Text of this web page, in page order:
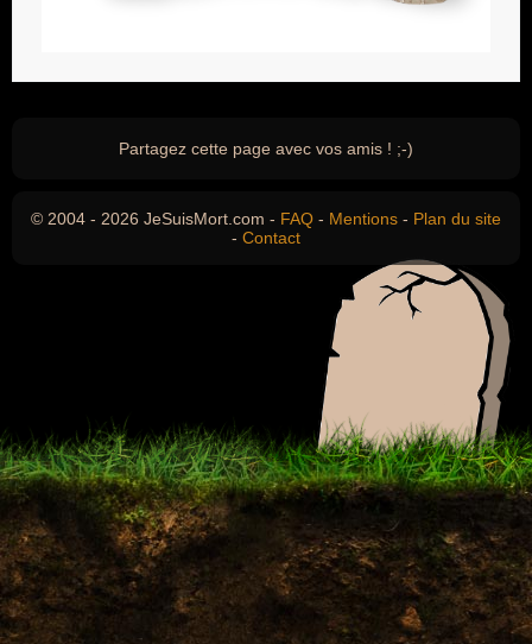
Partagez cette page avec vos amis ! ;-)
© 2004 - 2026 JeSuisMort.com - FAQ - Mentions - Plan du site
- Contact